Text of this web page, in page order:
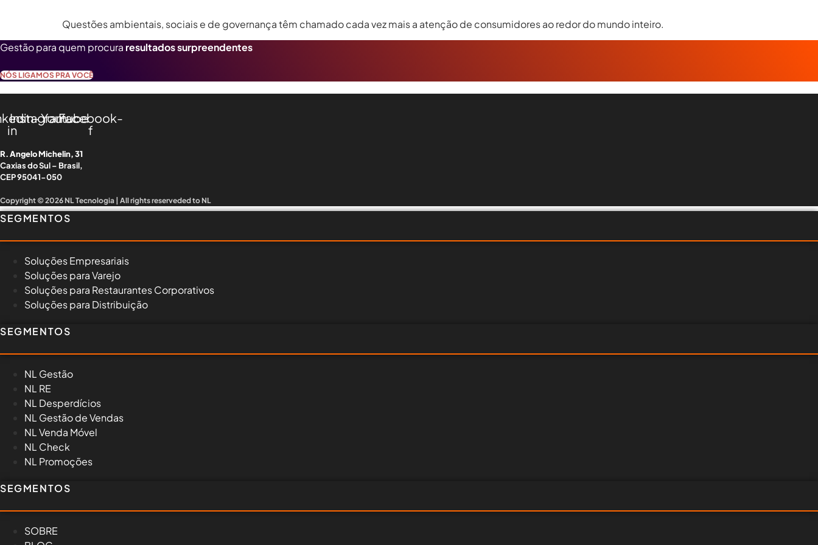
Questões ambientais, sociais e de governança têm chamado cada vez mais a atenção de consumidores ao redor do mundo inteiro.
Gestão para quem procura resultados surpreendentes
NÓS LIGAMOS PRA VOCÊ
in
Instagram
Youtube
Facebook-
f
R. Angelo Michelin, 31
Caxias do Sul – Brasil,
CEP 95041-050
Copyright © 2026 NL Tecnologia | All rights reserveded to NL
SEGMENTOS
Soluções Empresariais
Soluções para Varejo
Soluções para Restaurantes Corporativos
Soluções para Distribuição
SEGMENTOS
NL Gestão
NL RE
NL Desperdícios
NL Gestão de Vendas
NL Venda Móvel
NL Check
NL Promoções
SEGMENTOS
SOBRE